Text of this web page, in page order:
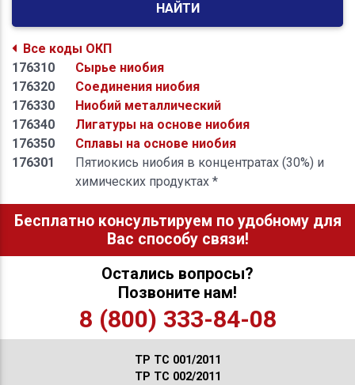
НАЙТИ
Все коды ОКП
176310
Сырье ниобия
176320
Соединения ниобия
176330
Ниобий металлический
176340
Лигатуры на основе ниобия
176350
Сплавы на основе ниобия
176301
Пятиокись ниобия в концентратах (30%) и
химических продуктах *
Бесплатно консультируем по удобному для
Вас способу связи!
Остались вопросы?
Позвоните нам!
8 (800) 333-84-08
ТР ТС 001/2011
ТР ТС 002/2011